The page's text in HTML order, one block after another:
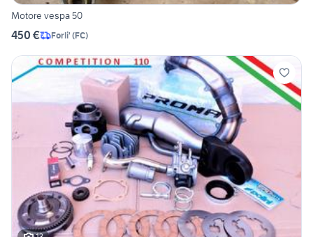
Motore vespa 50
450 € Forli' (FC)